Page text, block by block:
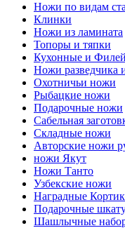
Ножи по видам
Клинки
Ножи из ламината
Топоры и тяпки
Кухонные и
Ножи
Охотничьи ножи
Рыбацкие ножи
Подарочные ножи
Сабельная
Складные ножи
Авторские ножи
ножи Якут
Ножи Танто
Узбекские ножи
Наградные
Подарочные
Шашлычные